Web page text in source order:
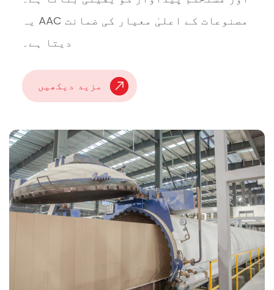
یہ AAC مصنوعات کے اعلیٰ معیار کی ضمانت
دیتا ہے۔
مزید دیکھیں